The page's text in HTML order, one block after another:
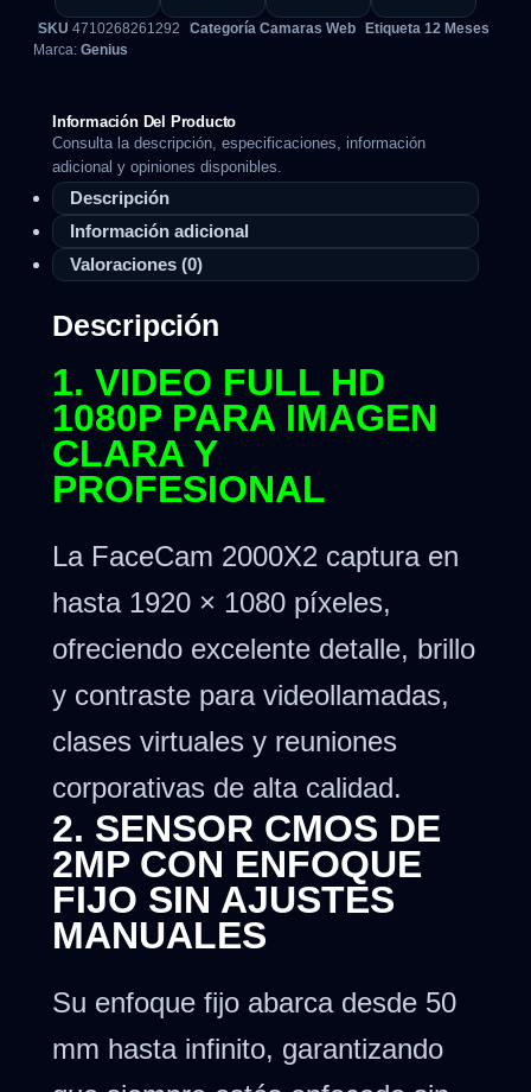
SKU 4710268261292 Categoría Camaras Web Etiqueta 12 Meses
Marca: Genius
Información Del Producto
Consulta la descripción, especificaciones, información
adicional y opiniones disponibles.
Descripción
Información adicional
Valoraciones (0)
Descripción
1. VIDEO FULL HD
1080P PARA IMAGEN
CLARA Y
PROFESIONAL
La FaceCam 2000X2 captura en
hasta 1920 × 1080 píxeles,
ofreciendo excelente detalle, brillo
y contraste para videollamadas,
clases virtuales y reuniones
corporativas de alta calidad.
2. SENSOR CMOS DE
2MP CON ENFOQUE
FIJO SIN AJUSTES
MANUALES
Su enfoque fijo abarca desde 50
mm hasta infinito, garantizando